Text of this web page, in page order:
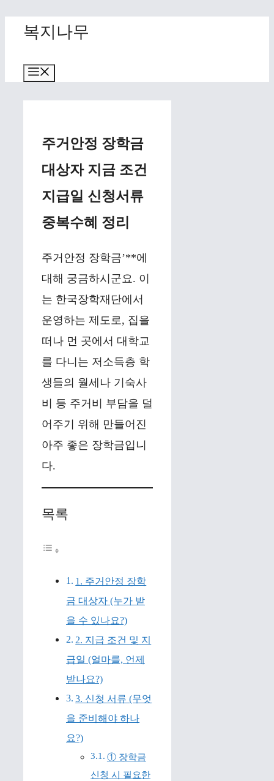
content
복지나무
주거안정 장학금
대상자 지금 조건
지급일 신청서류
중복수혜 정리
주거안정 장학금’**에
대해 궁금하시군요. 이
는 한국장학재단에서
운영하는 제도로, 집을
떠나 먼 곳에서 대학교
를 다니는 저소득층 학
생들의 월세나 기숙사
비 등 주거비 부담을 덜
어주기 위해 만들어진
아주 좋은 장학금입니
다.
목록
1. 주거안정 장학
금 대상자 (누가 받
을 수 있나요?)
2. 지급 조건 및 지
급일 (얼마를, 언제
받나요?)
3. 신청 서류 (무엇
을 준비해야 하나
요?)
① 장학금
신청 시 필요한